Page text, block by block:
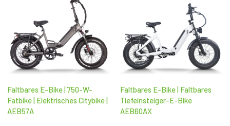
Faltbares E-Bike | 750-W-
Fatbike | Elektrisches Citybike |
AEB57A
Faltbares E-Bike | Faltbares
Tiefeinsteiger-E-Bike
AEB60AX